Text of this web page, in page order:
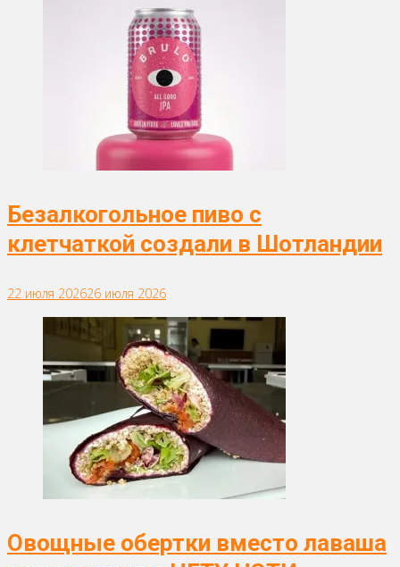
Безалкогольное пиво с
клетчаткой создали в Шотландии
22 июля 202626 июля 2026
Овощные обертки вместо лаваша